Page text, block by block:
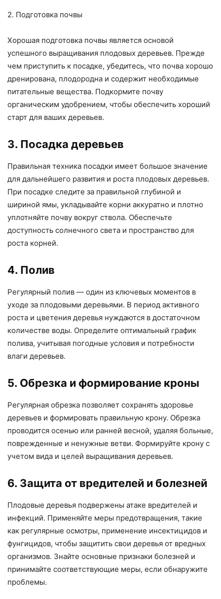
2. Подготовка почвы
Хорошая подготовка почвы является основой
успешного выращивания плодовых деревьев. Прежде
чем приступить к посадке, убедитесь, что почва хорошо
дренирована, плодородна и содержит необходимые
питательные вещества. Подкормите почву
органическим удобрением, чтобы обеспечить хороший
старт для ваших деревьев.
3. Посадка деревьев
Правильная техника посадки имеет большое значение
для дальнейшего развития и роста плодовых деревьев.
При посадке следите за правильной глубиной и
шириной ямы, укладывайте корни аккуратно и плотно
уплотняйте почву вокруг ствола. Обеспечьте
доступность солнечного света и пространство для
роста корней.
4. Полив
Регулярный полив — один из ключевых моментов в
уходе за плодовыми деревьями. В период активного
роста и цветения деревья нуждаются в достаточном
количестве воды. Определите оптимальный график
полива, учитывая погодные условия и потребности
влаги деревьев.
5. Обрезка и формирование кроны
Регулярная обрезка позволяет сохранять здоровье
деревьев и формировать правильную крону. Обрезка
проводится осенью или ранней весной, удаляя больные,
поврежденные и ненужные ветви. Формируйте крону с
учетом вида и целей выращивания деревьев.
6. Защита от вредителей и болезней
Плодовые деревья подвержены атаке вредителей и
инфекций. Применяйте меры предотвращения, такие
как регулярные осмотры, применение инсектицидов и
фунгицидов, чтобы защитить свои деревья от вредных
организмов. Знайте основные признаки болезней и
принимайте соответствующие меры, если обнаружите
проблемы.